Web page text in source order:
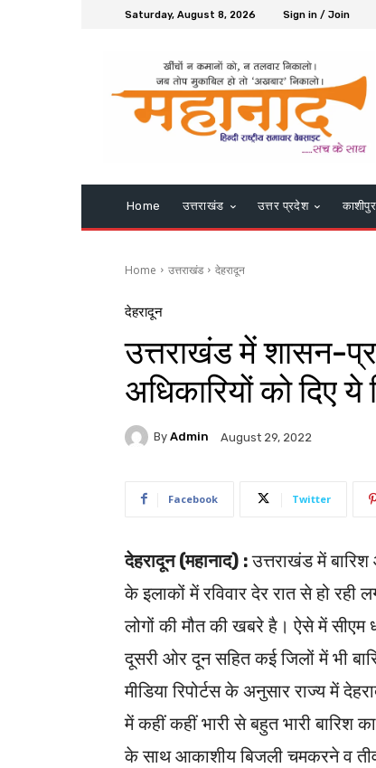
Saturday, August 8, 2026 Sign in / Join
Home उत्तराखंड उत्तर प्रदेश काशीपुर
Home उत्तराखंड देहरादून
देहरादून
उत्तराखंड में शासन-
अधिकारियों को दिए ये
By Admin August 29, 2022
Facebook Twitter
देहरादून (महानाद) :उत्तराखंड में
के इलाकों में रविवार देर रात से हो
लोगों की मौत की खबरे है। ऐसे में सीएम
दूसरी ओर दून सहित कई जिलों में भी
मीडिया रिपोर्टस के अनुसार राज्य में
में कहीं कहीं भारी से बहुत भारी बारिश
के साथ आकाशीय बिजली चमकरने व